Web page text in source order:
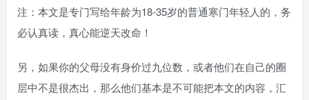
注：本文是专门写给年龄为18-35岁的普通寒门年轻人的，务
必认真读，真心能逆天改命！
另，如果你的父母没有身价过九位数，或者他们在自己的圈
层中不是很杰出，那么他们基本是不可能把本文的内容，汇